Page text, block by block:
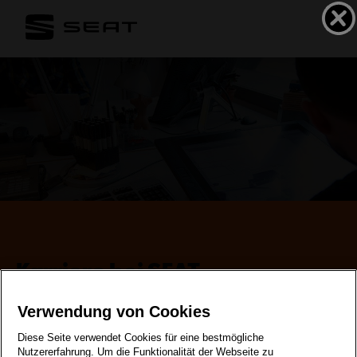
Karriere bei SEAT
Verwendung von Cookies
Diese Seite verwendet Cookies für eine bestmögliche
Nutzererfahrung. Um die Funktionalität der Webseite zu